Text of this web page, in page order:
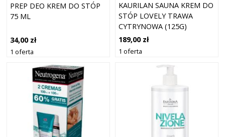
PREP DEO KREM DO STÓP
75 ML
34,00 zł
1 oferta
KAURILAN SAUNA KREM DO
STÓP LOVELY TRAWA
CYTRYNOWA (125G)
189,00 zł
1 oferta